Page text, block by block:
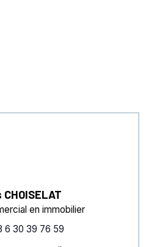
en immobilier
6 30 39 76 59